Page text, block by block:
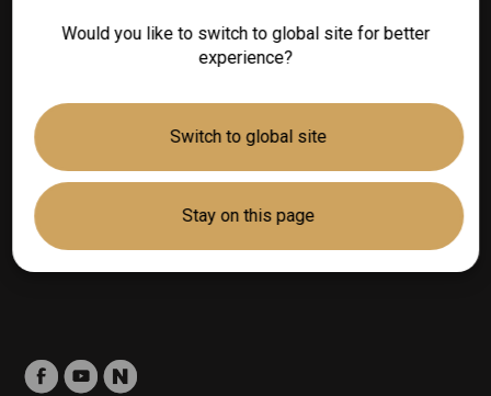
㈜사이넥스
고객 지원
브라운헬스케어서비스센터
AS Policy
Would you like to switch to global site for better
experience?
Switch to global site
Stay on this page